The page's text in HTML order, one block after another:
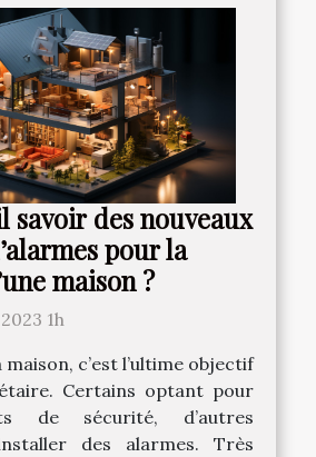
savoir des nouveaux
pour la
maison ?
1h
maison, c’est l’ultime objectif
Certains optant pour
de sécurité, d’autres
des alarmes. Très